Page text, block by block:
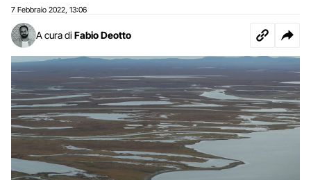
7 Febbraio 2022 13:06
A cura di Fabio Deotto